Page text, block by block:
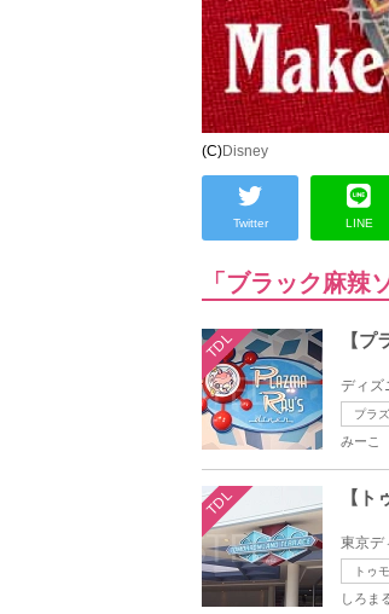
(C)Disney
Twitter LINE
「ブラック麻辣
TDL 【
ディズ
プラ
みーこ
TDL 【
東京デ
トゥ
しろま